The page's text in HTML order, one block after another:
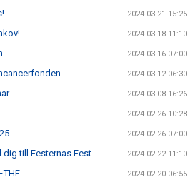
2024-03-21 15:25
2024-03-18 11:10
2024-03-16 07:00
2024-03-12 06:30
2024-03-08 16:26
2024-02-26 10:28
2024-02-26 07:00
dig till Festernas Fest 2024-02-22 11:10
2024-02-20 06:55